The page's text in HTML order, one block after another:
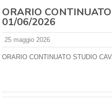
ORARIO
01/06/2026
25 maggio 2026
ORARIO CONTINUATO STUDIO